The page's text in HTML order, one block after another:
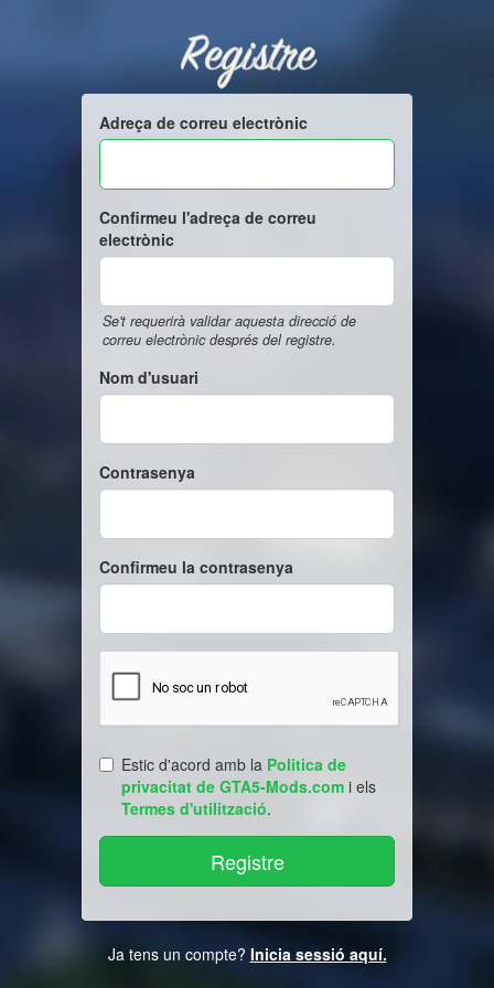
Registre
Adreça de correu electrònic
Confirmeu l'adreça de correu
electrònic
Se't requerirà validar aquesta direcció de
correu electrònic després del registre.
Nom d'usuari
Contrasenya
Confirmeu la contrasenya
Estic d'acord amb la Politica de
privacitat de GTA5-Mods.com i els
Termes d'utilització.
Ja tens un compte? Inicia sessió aquí.